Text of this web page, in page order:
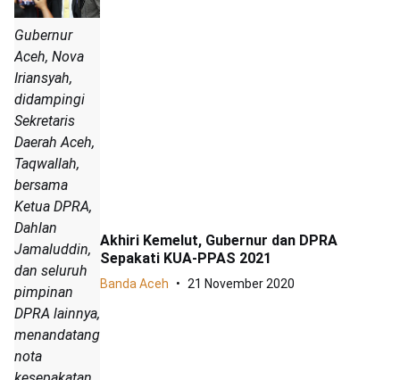
Gubernur
Aceh, Nova
Iriansyah,
didampingi
Sekretaris
Daerah Aceh,
Taqwallah,
bersama
Ketua DPRA,
Dahlan
Jamaluddin,
dan seluruh
pimpinan
DPRA lainnya,
menandatangani
nota
Akhiri Kemelut, Gubernur dan DPRA
Sepakati KUA-PPAS 2021
Banda Aceh 21 November 2020